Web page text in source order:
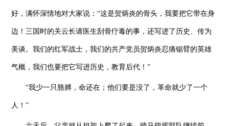
好，满怀深情地对大家说：“这是贺炳炎的骨头，我要把它带在身
边！三国时的关云长请医生刮骨疗毒的事，还写进了历史、传为
美谈。我们的红军战士，我们的共产党员贺炳炎忍痛锯臂的英雄
气概，我们也要把它写进历史，教育后代！”
“我少一只胳膊，命还在；他们要是没了，革命就少了一个
人！”